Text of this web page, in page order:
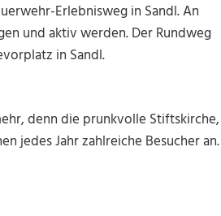
Erlebnisweg in Sandl. An
und aktiv werden. Der Rundweg
in Sandl.
denn die prunkvolle Stiftskirche,
jedes Jahr zahlreiche Besucher an.